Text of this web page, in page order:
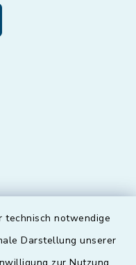
technisch notwendige
Darstellung unserer